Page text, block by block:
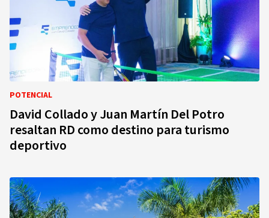
POTENCIAL
David Collado y Juan Martín Del Potro
resaltan RD como destino para turismo
deportivo